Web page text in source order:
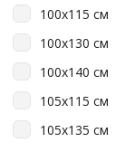
100х115 см
100х130 см
100х140 см
105х115 см
105х135 см